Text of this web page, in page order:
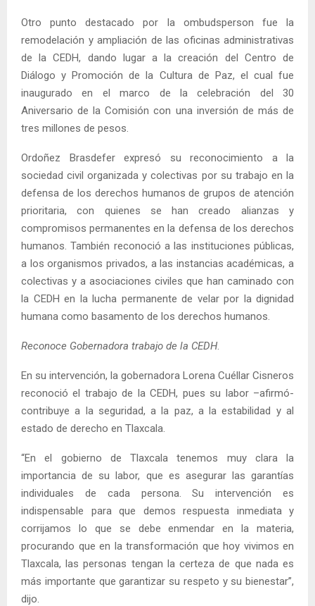
Otro punto destacado por la ombudsperson fue la
remodelación y ampliación de las oficinas administrativas
de la CEDH, dando lugar a la creación del Centro de
Diálogo y Promoción de la Cultura de Paz, el cual fue
inaugurado en el marco de la celebración del 30
Aniversario de la Comisión con una inversión de más de
tres millones de pesos.
Ordoñez Brasdefer expresó su reconocimiento a la
sociedad civil organizada y colectivas por su trabajo en la
defensa de los derechos humanos de grupos de atención
prioritaria, con quienes se han creado alianzas y
compromisos permanentes en la defensa de los derechos
humanos. También reconoció a las instituciones públicas,
a los organismos privados, a las instancias académicas, a
colectivas y a asociaciones civiles que han caminado con
la CEDH en la lucha permanente de velar por la dignidad
humana como basamento de los derechos humanos.
Reconoce Gobernadora trabajo de la CEDH.
En su intervención, la gobernadora Lorena Cuéllar Cisneros
reconoció el trabajo de la CEDH, pues su labor –afirmó-
contribuye a la seguridad, a la paz, a la estabilidad y al
estado de derecho en Tlaxcala.
“En el gobierno de Tlaxcala tenemos muy clara la
importancia de su labor, que es asegurar las garantías
individuales de cada persona. Su intervención es
indispensable para que demos respuesta inmediata y
corrijamos lo que se debe enmendar en la materia,
procurando que en la transformación que hoy vivimos en
Tlaxcala, las personas tengan la certeza de que nada es
más importante que garantizar su respeto y su bienestar”,
dijo.